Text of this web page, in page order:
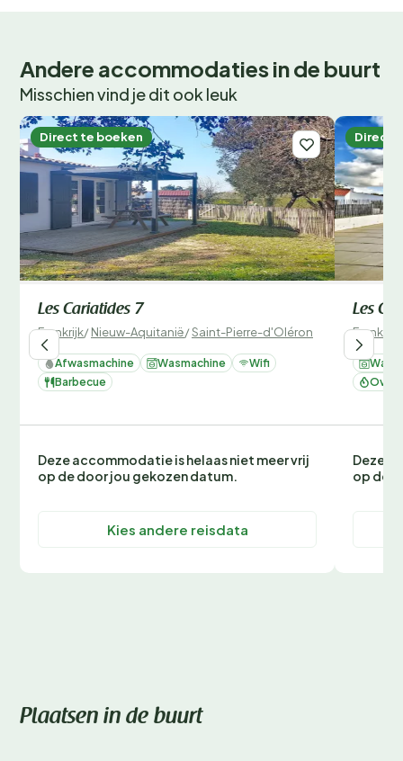
Andere accommodaties in de buurt
Misschien vind je dit ook leuk
Direct te boeken
Les Cariatides 7
Frankrijk/Nieuw-Aquitanië/Saint-Pierre-d'Oléron
Afwasmachine Wasmachine
Wifi
Barbecue
Deze accommodatie is helaas niet meer vrij
op de door jou gekozen datum.
Kies andere reisdata
Direct
Les
Frankrijk
Oven
Deze
op de
Plaatsen in de buurt